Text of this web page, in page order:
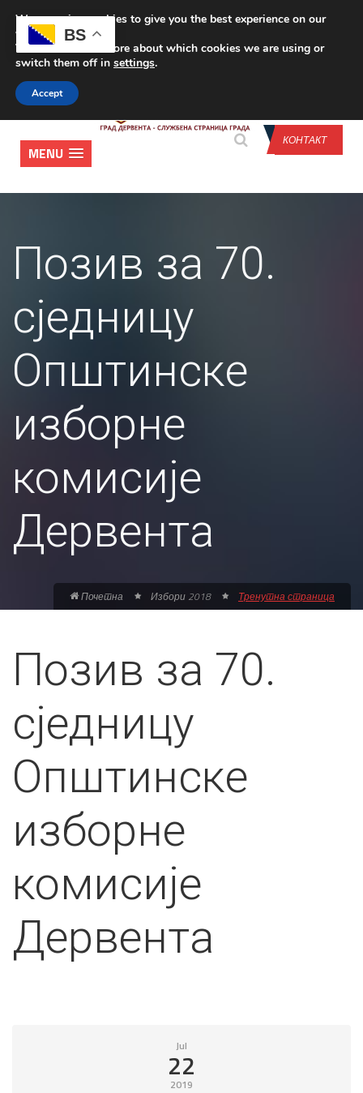
CONTACT US
КОНТАКТ
MENU
Позив за 70.
сједницу
Општинске
изборне
комисије
Дервента
Почетна Избори 2018 Тренутна страница
Позив за 70.
сједницу
Општинске
изборне
комисије
Дервента
Jul
22
2019
BS
We are using cookies to give you the best experience on our
website.
You can find out more about which cookies we are using or
switch them off in settings.
Accept